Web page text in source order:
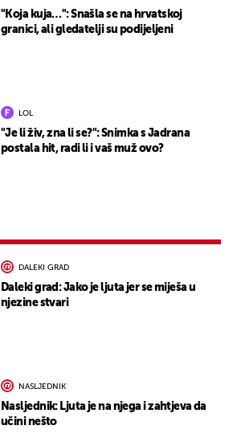
"Koja kuja…": Snašla se na hrvatskoj
granici, ali gledatelji su podijeljeni
LOL
"Je li živ, zna li se?": Snimka s Jadrana
postala hit, radi li i vaš muž ovo?
DALEKI GRAD
Daleki grad: Jako je ljuta jer se miješa u
njezine stvari
NASLJEDNIK
Nasljednik: Ljuta je na njega i zahtjeva da
učini nešto